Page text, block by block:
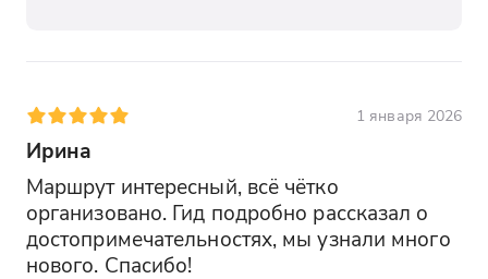
1 января 2026
Ирина
Маршрут интересный, всё чётко
организовано. Гид подробно рассказал о
достопримечательностях, мы узнали много
нового. Спасибо!